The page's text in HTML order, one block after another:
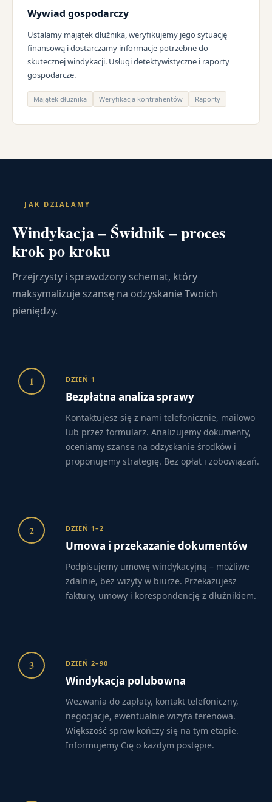
Wywiad gospodarczy
Ustalamy majątek dłużnika, weryfikujemy jego sytuację
finansową i dostarczamy informacje potrzebne do
skutecznej windykacji. Usługi detektywistyczne i raporty
gospodarcze.
Majątek dłużnika Weryfikacja kontrahentów Raporty
JAK DZIAŁAMY
Windykacja – Świdnik – proces
krok po kroku
Przejrzysty i sprawdzony schemat, który
maksymalizuje szansę na odzyskanie Twoich
pieniędzy.
1 DZIEŃ 1
Bezpłatna analiza sprawy
Kontaktujesz się z nami telefonicznie, mailowo
lub przez formularz. Analizujemy dokumenty,
oceniamy szanse na odzyskanie środków i
proponujemy strategię. Bez opłat i zobowiązań.
2 DZIEŃ 1–2
Umowa i przekazanie dokumentów
Podpisujemy umowę windykacyjną – możliwe
zdalnie, bez wizyty w biurze. Przekazujesz
faktury, umowy i korespondencję z dłużnikiem.
3 DZIEŃ 2–90
Windykacja polubowna
Wezwania do zapłaty, kontakt telefoniczny,
negocjacje, ewentualnie wizyta terenowa.
Większość spraw kończy się na tym etapie.
Informujemy Cię o każdym postępie.